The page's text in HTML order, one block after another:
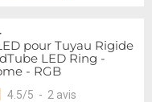
pour Tuyau Rigide
LED Ring -
- RGB
4.5/5 - 2 avis